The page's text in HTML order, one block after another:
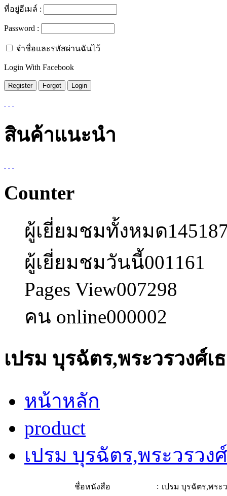
ที่อยู่อีเมล์ :
Password :
จำชื่อและรหัสผ่านฉันไว้
Login With Facebook
สินค้าแนะนำ
Counter
ผู้เยี่ยมชมทั้งหมด
ผู้เยี่ยมชมวันนี้001161
Pages View007298
คน online000002
เปรม บุรฉัตร,พระวรวงศ์เ
หน้าหลัก
product
เปรม บุรฉัตร,พระวรวง
ชื่อหนังสือ : เปรม บุรฉัตร,พระ